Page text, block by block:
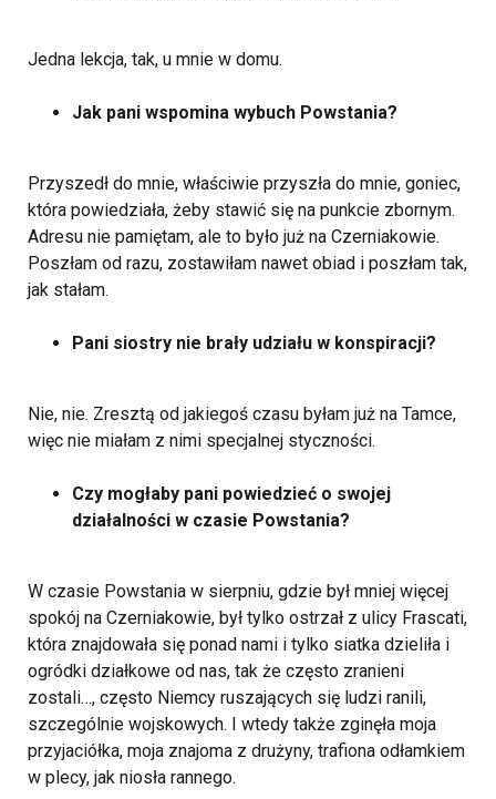
Jedna lekcja, tak, u mnie w domu.
Jak pani wspomina wybuch Powstania?
Przyszedł do mnie, właściwie przyszła do mnie, goniec,
która powiedziała, żeby stawić się na punkcie zbornym.
Adresu nie pamiętam, ale to było już na Czerniakowie.
Poszłam od razu, zostawiłam nawet obiad i poszłam tak,
jak stałam.
Pani siostry nie brały udziału w konspiracji?
Nie, nie. Zresztą od jakiegoś czasu byłam już na Tamce,
więc nie miałam z nimi specjalnej styczności.
Czy mogłaby pani powiedzieć o swojej
działalności w czasie Powstania?
W czasie Powstania w sierpniu, gdzie był mniej więcej
spokój na Czerniakowie, był tylko ostrzał z ulicy Frascati,
która znajdowała się ponad nami i tylko siatka dzieliła i
ogródki działkowe od nas, tak że często zranieni
zostali…, często Niemcy ruszających się ludzi ranili,
szczególnie wojskowych. I wtedy także zginęła moja
przyjaciółka, moja znajoma z drużyny, trafiona odłamkiem
w plecy, jak niosła rannego.